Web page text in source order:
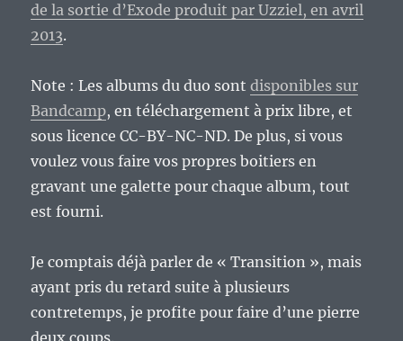
de la sortie d’Exode produit par Uzziel, en avril
2013.
Note : Les albums du duo sontdisponibles sur
Bandcamp, en téléchargement à prix libre, et
sous licence CC-BY-NC-ND. De plus, si vous
voulez vous faire vos propres boitiers en
gravant une galette pour chaque album, tout
est fourni.
Je comptais déjà parler de « Transition », mais
ayant pris du retard suite à plusieurs
contretemps, je profite pour faire d’une pierre